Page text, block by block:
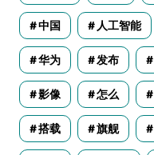
中国 人工智能
华为 发布
影像 怎么
搭载 旗舰